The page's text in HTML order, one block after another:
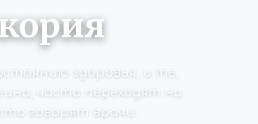
здоровья, и те,
часто переходят на
говорят врачи.